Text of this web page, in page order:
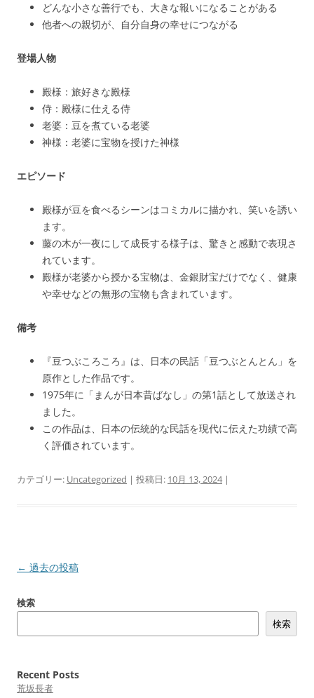
どんな小さな善行でも、大きな報いになることがある
他者への親切が、自分自身の幸せにつながる
登場人物
殿様：旅好きな殿様
侍：殿様に仕える侍
老婆：豆を煮ている老婆
神様：老婆に宝物を授けた神様
エピソード
殿様が豆を食べるシーンはコミカルに描かれ、笑いを誘い
ます。
藤の木が一夜にして成長する様子は、驚きと感動で表現さ
れています。
殿様が老婆から授かる宝物は、金銀財宝だけでなく、健康
や幸せなどの無形の宝物も含まれています。
備考
『豆つぶころころ』は、日本の民話「豆つぶとんとん」を
原作とした作品です。
1975年に「まんが日本昔ばなし」の第1話として放送され
ました。
この作品は、日本の伝統的な民話を現代に伝えた功績で高
く評価されています。
カテゴリー: Uncategorized | 投稿日: 10月 13, 2024|
投
ナ
シ
← 過去の投稿
検索
検索
Recent Posts
荒坂長者